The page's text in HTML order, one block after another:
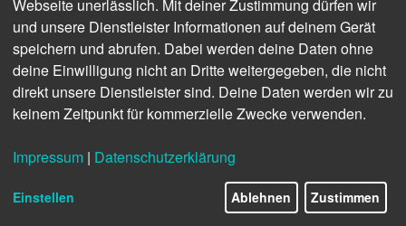
BUHNE 16
Webseite unerlässlich. Mit deiner Zustimmung dürfen wir
und unsere Dienstleister Informationen auf deinem Gerät
speichern und abrufen. Dabei werden deine Daten ohne
deine Einwilligung nicht an Dritte weitergegeben, die nicht
direkt unsere Dienstleister sind. Deine Daten werden wir zu
keinem Zeitpunkt für kommerzielle Zwecke verwenden.
Impressum | Datenschutzerklärung
Einstellen Ablehnen Zustimmen